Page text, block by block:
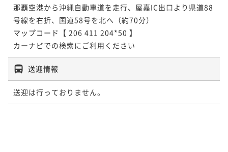
那覇空港から沖縄自動車道を走行、屋嘉IC出口より県道88
号線を右折、国道58号を北へ（約70分）
マップコード【 206 411 204*50 】
カーナビでの検索にご利用ください
送迎情報
送迎は行っておりません。